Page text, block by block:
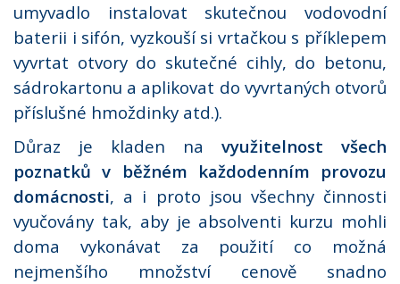
umyvadlo instalovat skutečnou vodovodní
baterii i sifón, vyzkouší si vrtačkou s příklepem
vyvrtat otvory do skutečné cihly, do betonu,
sádrokartonu a aplikovat do vyvrtaných otvorů
příslušné hmoždinky atd.).
Důraz je kladen na využitelnost všech
poznatků v běžném každodenním provozu
domácnosti, a i proto jsou všechny činnosti
vyučovány tak, aby je absolventi kurzu mohli
doma vykonávat za použití co možná
nejmenšího množství cenově snadno